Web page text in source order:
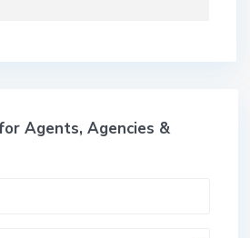
Agents, Agencies &